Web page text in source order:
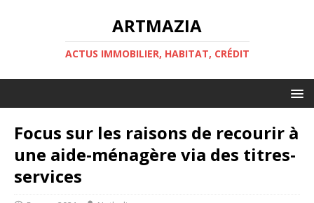
ARTMAZIA
ACTUS IMMOBILIER, HABITAT, CRÉDIT
Focus sur les raisons de recourir à
une aide-ménagère via des titres-
services